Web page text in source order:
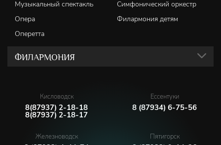
Музыкальный спектакль
Симфонический оркестр
Опера
Филармония детям
Оперетта
ФИЛАРМОНИЯ
Кисловодск
8(87937) 2-18-18
8(87937) 2-18-17
Ессентуки
8 (87934) 6-75-56
Железноводск Пятигорск